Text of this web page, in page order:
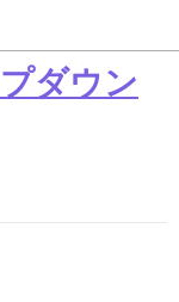
ダウン